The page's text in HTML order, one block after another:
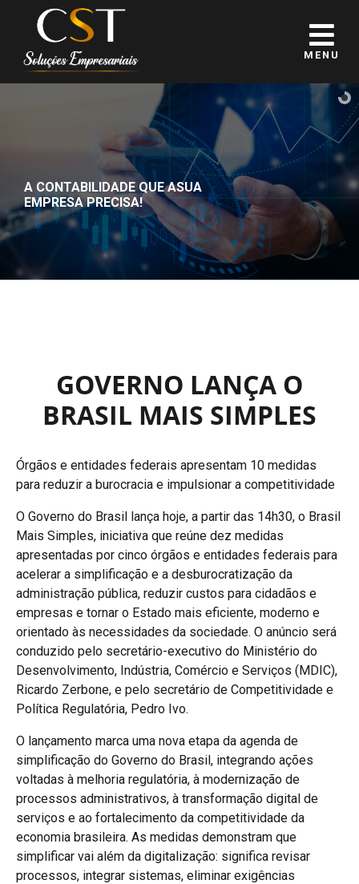
MENU
A CONTABILIDADE QUE ASUA
EMPRESA PRECISA!
GOVERNO LANÇA O
BRASIL MAIS SIMPLES
Órgãos e entidades federais apresentam 10 medidas
para reduzir a burocracia e impulsionar a competitividade
O Governo do Brasil lança hoje, a partir das 14h30, o Brasil
Mais Simples, iniciativa que reúne dez medidas
apresentadas por cinco órgãos e entidades federais para
acelerar a simplificação e a desburocratização da
administração pública, reduzir custos para cidadãos e
empresas e tornar o Estado mais eficiente, moderno e
orientado às necessidades da sociedade. O anúncio será
conduzido pelo secretário-executivo do Ministério do
Desenvolvimento, Indústria, Comércio e Serviços (MDIC),
Ricardo Zerbone, e pelo secretário de Competitividade e
Política Regulatória, Pedro Ivo.
O lançamento marca uma nova etapa da agenda de
simplificação do Governo do Brasil, integrando ações
voltadas à melhoria regulatória, à modernização de
processos administrativos, à transformação digital de
serviços e ao fortalecimento da competitividade da
economia brasileira. As medidas demonstram que
simplificar vai além da digitalização: significa revisar
processos, integrar sistemas, eliminar exigências